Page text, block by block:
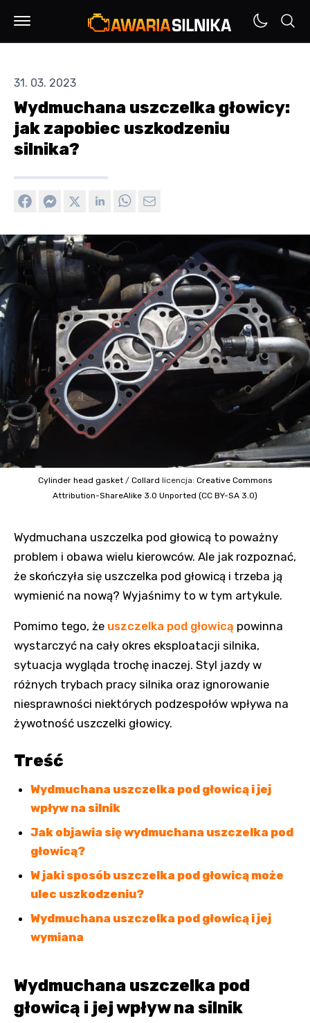
31. 03. 2023
Wydmuchana uszczelka głowicy:
jak zapobiec uszkodzeniu
silnika?
Cylinder head gasket / Collard licencja: Creative Commons
Attribution-ShareAlike 3.0 Unported (CC BY-SA 3.0)
Wydmuchana uszczelka pod głowicą to poważny
problem i obawa wielu kierowców. Ale jak rozpoznać,
że skończyła się uszczelka pod głowicą i trzeba ją
wymienić na nową? Wyjaśnimy to w tym artykule.
Pomimo tego, że uszczelka pod głowicą powinna
wystarczyć na cały okres eksploatacji silnika,
sytuacja wygląda trochę inaczej. Styl jazdy w
różnych trybach pracy silnika oraz ignorowanie
niesprawności niektórych podzespołów wpływa na
żywotność uszczelki głowicy.
Treść
Wydmuchana uszczelka pod głowicą i jej
wpływ na silnik
Jak objawia się wydmuchana uszczelka pod
głowicą?
W jaki sposób uszczelka pod głowicą może
ulec uszkodzeniu?
Wydmuchana uszczelka pod głowicą i jej
wymiana
Wydmuchana uszczelka pod
głowicą i jej wpływ na silnik